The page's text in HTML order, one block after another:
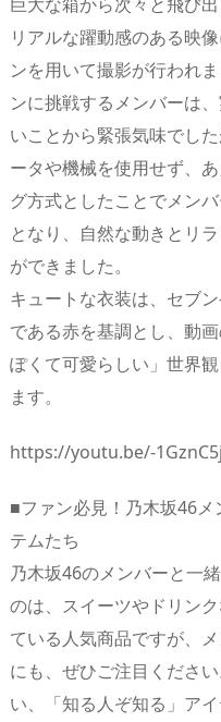
リアルな躍動感のある映
ンを用いて撮影が行われ
ンに挑戦するメンバーは
いことから緊張気味でし
ータや機械を使用せず、
グ方式としたことでメン
となり、自然な動きとリ
ができました。
キュートな衣装は、セブ
である赤を基調とし、動
ぽくて可愛らしい」世界
ます。
https://youtu.be/-
■ファン必見！乃木坂46
テムたち
乃木坂46のメンバーと一
のは、スイーツやドリン
ている人気商品ですが、
にも、ぜひご注目くださ
い、「知る人ぞ知る」アイ